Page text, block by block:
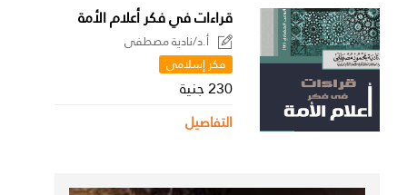
قراءات في فكر أعلام الأمة
أ.د/نادية مصطفى
فكر إسلامي
230 جنية
التفاصيل